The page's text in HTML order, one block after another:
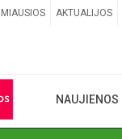
AKTUALIJOS
NAUJIENOS